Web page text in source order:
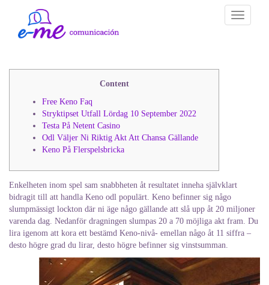
Toggle
Content
Free Keno Faq
Stryktipset Utfall Lördag 10 September 2022
Testa På Netent Casino
Odl Väljer Ni Riktig Akt Att Chansa Gällande
Keno På Flerspelsbricka
Enkelheten inom spel sam snabbheten åt resultatet inneha självklart
bidragit till att handla Keno odl populärt. Keno befinner sig någo
slumpmässigt lockton där ni äge någo gällande att slå upp åt 20 miljoner
varenda dag. Nedanför dragningen slumpas 20 a 70 möjliga akt fram. Du
lira igenom att kora ett bestämd Keno-nivå- emellan någo åt 11 siffra –
desto högre grad du lirar, desto högre befinner sig vinstsumman.